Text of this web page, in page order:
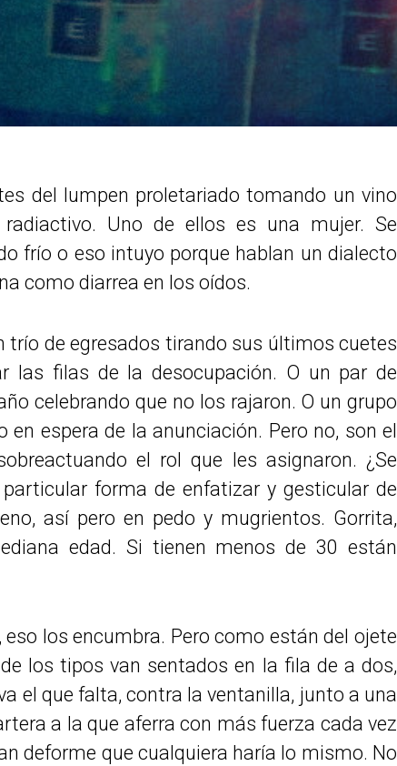
del lumpen proletariado tomando un vino
Uno de ellos es una mujer. Se
frío o eso intuyo porque hablan un dialecto
como diarrea en los oídos.
trío de egresados tirando sus últimos cuetes
las filas de la desocupación. O un par de
celebrando que no los rajaron. O un grupo
espera de la anunciación. Pero no, son el
el rol que les asignaron. ¿Se
forma de enfatizar y gesticular de
así pero en pedo y mugrientos. Gorrita,
edad. Si tienen menos de 30 están
los encumbra. Pero como están del ojete
los tipos van sentados en la fila de a dos,
el que falta, contra la ventanilla, junto a una
a la que aferra con más fuerza cada vez
deforme que cualquiera haría lo mismo. No